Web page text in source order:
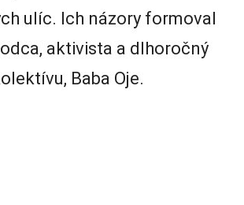
ulíc. Ich názory formoval
aktivista a dlhoročný
Baba Oje.